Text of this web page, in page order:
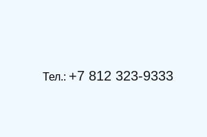
Тел.: +7 812 323-9333